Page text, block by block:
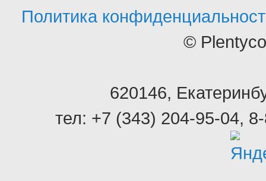
Политика
©
620146,
тел: +7 (343) 204-95-04,